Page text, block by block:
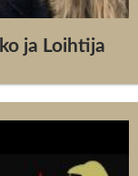
ja Loihtija